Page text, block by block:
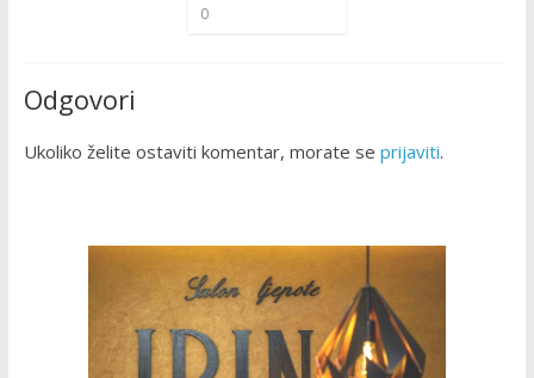
0
Odgovori
Ukoliko želite ostaviti komentar, morate se prijaviti.